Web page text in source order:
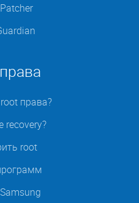
права?
recovery?
root